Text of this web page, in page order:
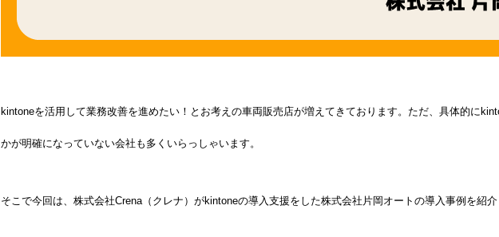
kintoneを活用して業務改善を進めたい！とお考えの車両販売店が増えてきております。ただ、具体的に
かが明確になっていない会社も多くいらっしゃいます。
そこで今回は、株式会社Crena（クレナ）がkintoneの導入支援をした株式会社片岡オートの導入事例を紹